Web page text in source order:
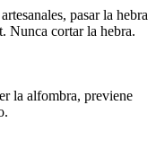
pasar la hebra
Nunca cortar la hebra.
la alfombra, previene